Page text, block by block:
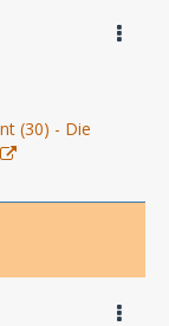
(30) - Die